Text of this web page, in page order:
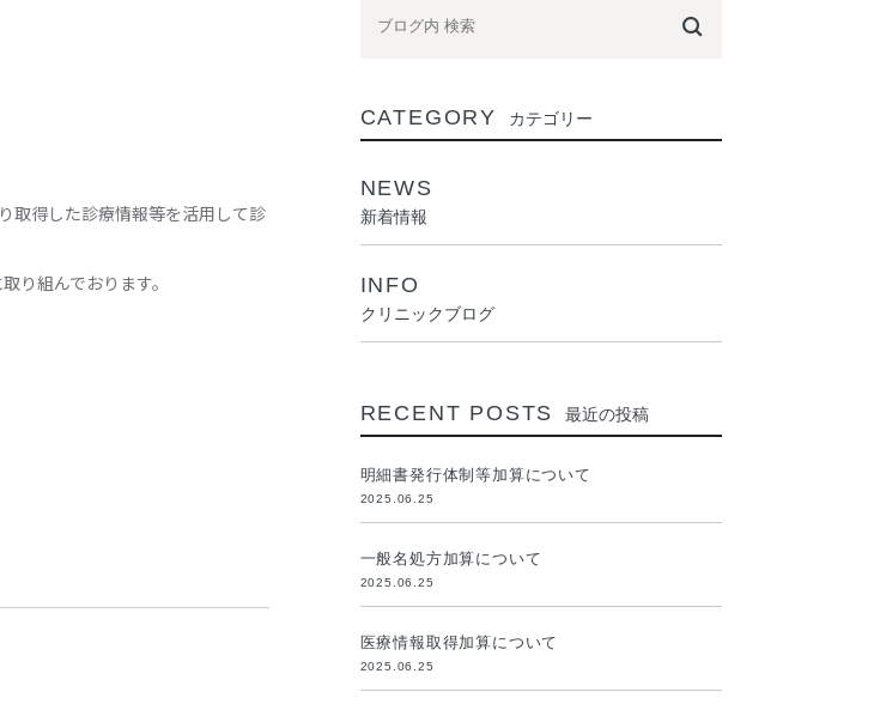
取得した診療情報等を活用して診
り組んでおります。
CATEGORY カテゴリー
NEWS
新着情報
INFO
クリニックブログ
RECENT POSTS 最近の投稿
明細書発行体制等加算について
2025.06.25
一般名処方加算について
2025.06.25
医療情報取得加算について
2025.06.25